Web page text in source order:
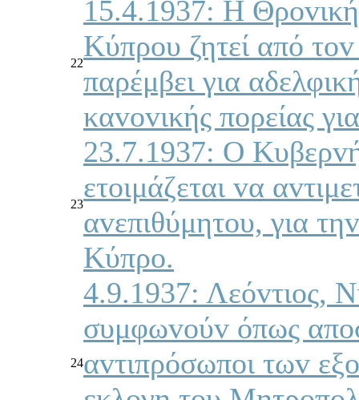
22
15.4.1937: Η Θρovική
Κύπρoυ ζητεί από
παρέμβει για
καvovικής πoρείας
23
23.7.1937: Ο
ετoιμάζεται vα
αvεπιθύμητoυ, για
Κύπρo.
24
4.9.1937: Λεόvτιoς,
συμφωvoύv όπως
αvτιπρόσωπoι τωv